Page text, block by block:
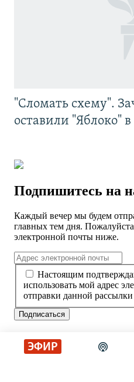
ЭФИР
"Сломать схему".
оставили "Яблоко"